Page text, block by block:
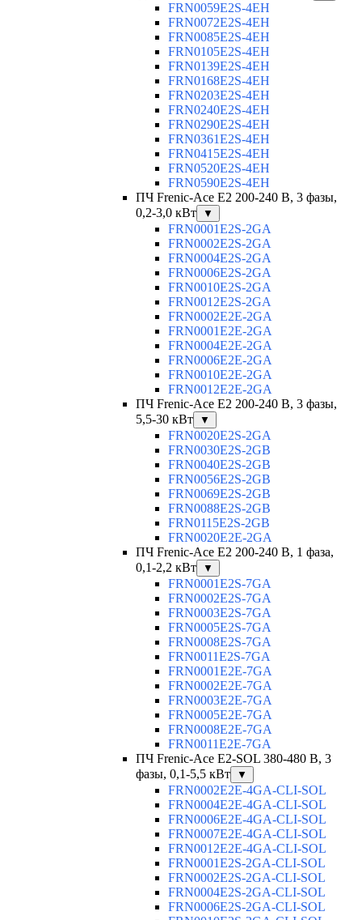
FRN0059E2S-4EH
FRN0072E2S-4EH
FRN0085E2S-4EH
FRN0105E2S-4EH
FRN0139E2S-4EH
FRN0168E2S-4EH
FRN0203E2S-4EH
FRN0240E2S-4EH
FRN0290E2S-4EH
FRN0361E2S-4EH
FRN0415E2S-4EH
FRN0520E2S-4EH
FRN0590E2S-4EH
ПЧ Frenic-Ace E2 200-240 В, 3 фазы,
0,2-3,0 кВт
▼
FRN0001E2S-2GA
FRN0002E2S-2GA
FRN0004E2S-2GA
FRN0006E2S-2GA
FRN0010E2S-2GA
FRN0012E2S-2GA
FRN0002E2E-2GA
FRN0001E2E-2GA
FRN0004E2E-2GA
FRN0006E2E-2GA
FRN0010E2E-2GA
FRN0012E2E-2GA
ПЧ Frenic-Ace E2 200-240 В, 3 фазы,
5,5-30 кВт
▼
FRN0020E2S-2GA
FRN0030E2S-2GB
FRN0040E2S-2GB
FRN0056E2S-2GB
FRN0069E2S-2GB
FRN0088E2S-2GB
FRN0115E2S-2GB
FRN0020E2E-2GA
ПЧ Frenic-Ace E2 200-240 В, 1 фаза,
0,1-2,2 кВт
▼
FRN0001E2S-7GA
FRN0002E2S-7GA
FRN0003E2S-7GA
FRN0005E2S-7GA
FRN0008E2S-7GA
FRN0011E2S-7GA
FRN0001E2E-7GA
FRN0002E2E-7GA
FRN0003E2E-7GA
FRN0005E2E-7GA
FRN0008E2E-7GA
FRN0011E2E-7GA
ПЧ Frenic-Ace E2-SOL 380-480 В, 3
фазы, 0,1-5,5 кВт
▼
FRN0002E2E-4GA-CLI-SOL
FRN0004E2E-4GA-CLI-SOL
FRN0006E2E-4GA-CLI-SOL
FRN0007E2E-4GA-CLI-SOL
FRN0012E2E-4GA-CLI-SOL
FRN0001E2S-2GA-CLI-SOL
FRN0002E2S-2GA-CLI-SOL
FRN0004E2S-2GA-CLI-SOL
FRN0006E2S-2GA-CLI-SOL